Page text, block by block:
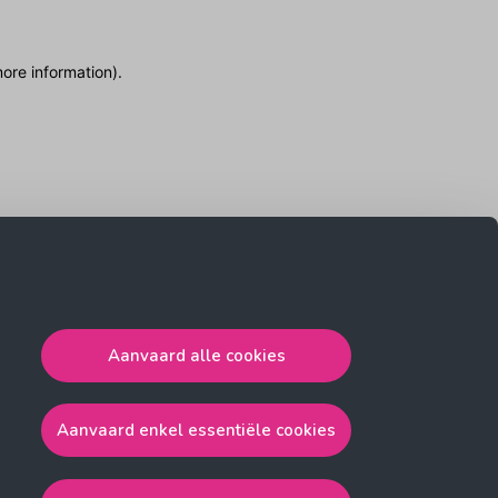
Aanvaard alle cookies
Aanvaard enkel essentiële cookies
information).